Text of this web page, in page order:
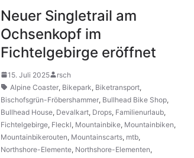
Neuer Singletrail am
Ochsenkopf im
Fichtelgebirge eröffnet
15. Juli 2025
rsch
Alpine Coaster, Bikepark, Biketransport,
Bischofsgrün-Fröbershammer, Bullhead Bike Shop,
Bullhead House, Devalkart, Drops, Familienurlaub,
Fichtelgebirge, Fleckl, Mountainbike, Mountainbiken,
Mountainbikerouten, Mountainscarts, mtb,
Northshore-Elemente, Northshore-Elementen,